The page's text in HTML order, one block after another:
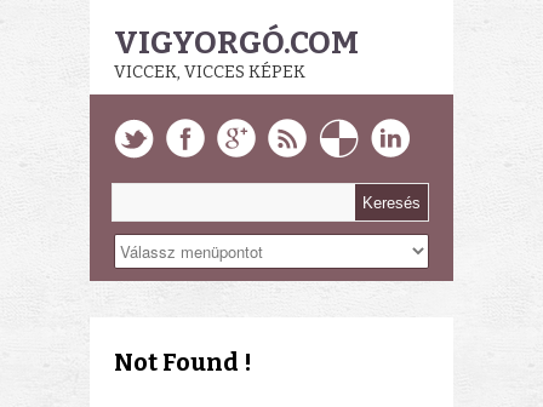
VIGYORGÓ.COM
VICCEK, VICCES KÉPEK
Not Found !